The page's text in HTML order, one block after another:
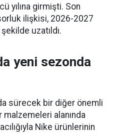
yılına girmişti. Son
ilişkisi, 2026-2027
uzatıldı.
yeni sezonda
sürecek bir diğer önemli
alanında
Nike ürünlerinin